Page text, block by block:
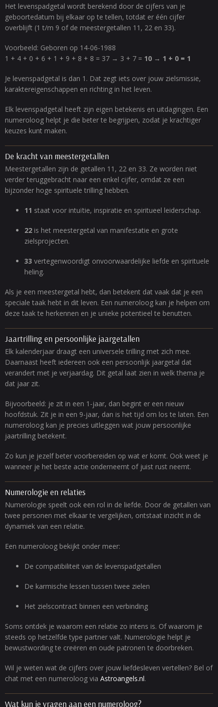
Het levenspadgetal wordt berekend door de cijfers van je
geboortedatum bij elkaar op te tellen, totdat er één cijfer
overblijft (1 t/m 9 of de meestergetallen 11, 22 en 33).
Voorbeeld: Geboren op 14-06-1988
1 + 4 + 0 + 6 + 1 + 9 + 8 + 8 = 37 → 3 + 7 = 10 → 1 + 0 = 1
Je levenspadgetal is dan 1. Dat zegt iets over jouw zielsmissie,
karaktereigenschappen en richting in het leven.
Elk levenspadgetal heeft zijn eigen betekenis en uitdagingen. Een
numeroloog helpt je die beter te begrijpen, zodat je krachtiger
keuzes kunt maken.
De kracht van meestergetallen
Meestergetallen zijn de getallen 11, 22 en 33. Ze worden niet
verder teruggebracht naar een enkel cijfer, omdat ze een
bijzonder hoge spirituele trilling hebben.
11 staat voor intuïtie, inspiratie en spiritueel leiderschap.
22 is het meestergetal van manifestatie en grote
zielsprojecten.
33 vertegenwoordigt onvoorwaardelijke liefde en spirituele
heling.
Als je een meestergetal hebt, dan betekent dat vaak dat je een
speciale taak hebt in dit leven. Een numeroloog kan je helpen om
deze taak te herkennen en je unieke potentieel te benutten.
Jaartrilling en persoonlijke jaargetallen
Elk kalenderjaar draagt een universele trilling met zich mee.
Daarnaast heeft iedereen ook een persoonlijk jaargetal dat
verandert met je verjaardag. Dit getal laat zien in welk thema je
dat jaar zit.
Bijvoorbeeld: je zit in een 1-jaar, dan begint er een nieuw
hoofdstuk. Zit je in een 9-jaar, dan is het tijd om los te laten. Een
numeroloog kan je precies uitleggen wat jouw persoonlijke
jaartrilling betekent.
Zo kun je jezelf beter voorbereiden op wat er komt. Ook weet je
wanneer je het beste actie onderneemt of juist rust neemt.
Numerologie en relaties
Numerologie speelt ook een rol in de liefde. Door de getallen van
twee personen met elkaar te vergelijken, ontstaat inzicht in de
dynamiek van een relatie.
Een numeroloog bekijkt onder meer:
De compatibiliteit van de levenspadgetallen
De karmische lessen tussen twee zielen
Het zielscontract binnen een verbinding
Soms ontdek je waarom een relatie zo intens is. Of waarom je
steeds op hetzelfde type partner valt. Numerologie helpt je
bewustwording te creëren en oude patronen te doorbreken.
Wil je weten wat de cijfers over jouw liefdesleven vertellen? Bel of
chat met een numeroloog via Astroangels.nl.
Wat kun je vragen aan een numeroloog?